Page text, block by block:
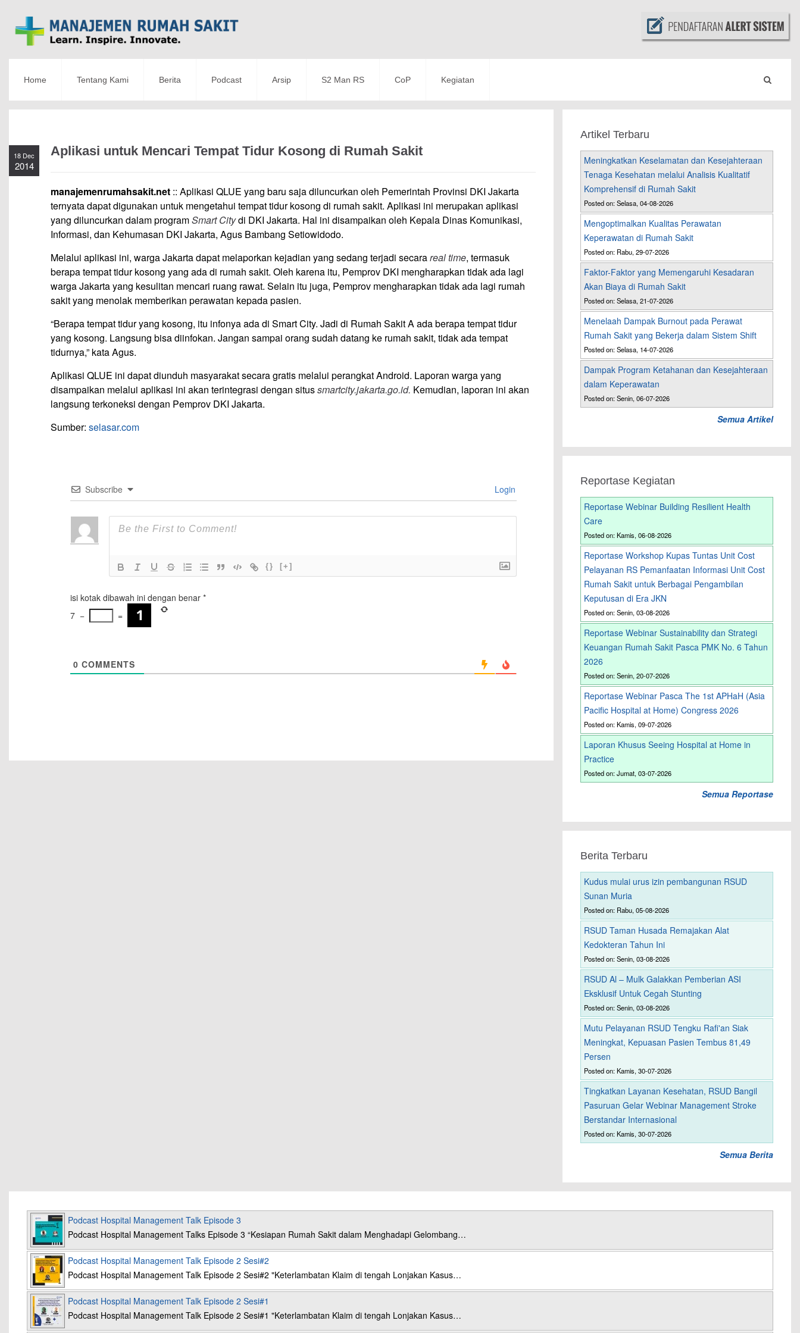
Home Tentang Kami Berita Podcast Arsip S2 Man RS CoP Kegiatan
18 Dec
2014
Aplikasi untuk Mencari Tempat Tidur Kosong di Rumah Sakit
manajemenrumahsakit.net :: Aplikasi QLUE yang baru saja diluncurkan oleh Pemerintah Provinsi DKI Jakarta
ternyata dapat digunakan untuk mengetahui tempat tidur kosong di rumah sakit. Aplikasi ini merupakan aplikasi
yang diluncurkan dalam programSmart Citydi DKI Jakarta. Hal ini disampaikan oleh Kepala Dinas Komunikasi,
Informasi, dan Kehumasan DKI Jakarta, Agus Bambang Setiowidodo.
Melalui aplikasi ini, warga Jakarta dapat melaporkan kejadian yang sedang terjadi secarareal time, termasuk
berapa tempat tidur kosong yang ada di rumah sakit. Oleh karena itu, Pemprov DKI mengharapkan tidak ada lagi
warga Jakarta yang kesulitan mencari ruang rawat. Selain itu juga, Pemprov mengharapkan tidak ada lagi rumah
sakit yang menolak memberikan perawatan kepada pasien.
“Berapa tempat tidur yang kosong, itu infonya ada di Smart City. Jadi di Rumah Sakit A ada berapa tempat tidur
yang kosong. Langsung bisa diinfokan. Jangan sampai orang sudah datang ke rumah sakit, tidak ada tempat
tidurnya,” kata Agus.
Aplikasi QLUE ini dapat diunduh masyarakat secara gratis melalui perangkat Android. Laporan warga yang
disampaikan melalui aplikasi ini akan terintegrasi dengan situssmartcity.jakarta.go.id. Kemudian, laporan ini akan
langsung terkoneksi dengan Pemprov DKI Jakarta.
Sumber: selasar.com
Subscribe Login
{} [+]
isi kotak dibawah ini dengan benar*
7 − =
0 COMMENTS
Artikel Terbaru
Meningkatkan Keselamatan dan Kesejahteraan
Tenaga Kesehatan melalui Analisis Kualitatif
Komprehensif di Rumah Sakit
Posted on: Selasa, 04-08-2026
Mengoptimalkan Kualitas Perawatan
Keperawatan di Rumah Sakit
Posted on: Rabu, 29-07-2026
Faktor-Faktor yang Memengaruhi Kesadaran
Akan Biaya di Rumah Sakit
Posted on: Selasa, 21-07-2026
Menelaah Dampak Burnout pada Perawat
Rumah Sakit yang Bekerja dalam Sistem Shift
Posted on: Selasa, 14-07-2026
Dampak Program Ketahanan dan Kesejahteraan
dalam Keperawatan
Posted on: Senin, 06-07-2026
Semua Artikel
Reportase Kegiatan
Reportase Webinar Building Resilient Health
Care
Posted on: Kamis, 06-08-2026
Reportase Workshop Kupas Tuntas Unit Cost
Pelayanan RS Pemanfaatan Informasi Unit Cost
Rumah Sakit untuk Berbagai Pengambilan
Keputusan di Era JKN
Posted on: Senin, 03-08-2026
Reportase Webinar Sustainability dan Strategi
Keuangan Rumah Sakit Pasca PMK No. 6 Tahun
2026
Posted on: Senin, 20-07-2026
Reportase Webinar Pasca The 1st APHaH (Asia
Pacific Hospital at Home) Congress 2026
Posted on: Kamis, 09-07-2026
Laporan Khusus Seeing Hospital at Home in
Practice
Posted on: Jumat, 03-07-2026
Semua Reportase
Berita Terbaru
Kudus mulai urus izin pembangunan RSUD
Sunan Muria
Posted on: Rabu, 05-08-2026
RSUD Taman Husada Remajakan Alat
Kedokteran Tahun Ini
Posted on: Senin, 03-08-2026
RSUD Al – Mulk Galakkan Pemberian ASI
Eksklusif Untuk Cegah Stunting
Posted on: Senin, 03-08-2026
Mutu Pelayanan RSUD Tengku Rafi'an Siak
Meningkat, Kepuasan Pasien Tembus 81,49
Persen
Posted on: Kamis, 30-07-2026
Tingkatkan Layanan Kesehatan, RSUD Bangil
Pasuruan Gelar Webinar Management Stroke
Berstandar Internasional
Posted on: Kamis, 30-07-2026
Semua Berita
Podcast Hospital Management Talk Episode 3
Podcast Hospital Management Talks Episode 3 “Kesiapan Rumah Sakit dalam Menghadapi Gelombang…
Podcast Hospital Management Talk Episode 2 Sesi#2
Podcast Hospital Management Talk Episode 2 Sesi#2 "Keterlambatan Klaim di tengah Lonjakan Kasus…
Podcast Hospital Management Talk Episode 2 Sesi#1
Podcast Hospital Management Talk Episode 2 Sesi#1 "Keterlambatan Klaim di tengah Lonjakan Kasus…